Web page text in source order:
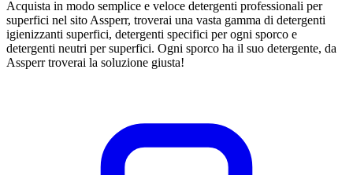
Acquista in modo semplice e veloce detergenti professionali per
superfici nel sito Assperr, troverai una vasta gamma di detergenti
igienizzanti superfici, detergenti specifici per ogni sporco e
detergenti neutri per superfici. Ogni sporco ha il suo detergente, da
Assperr troverai la soluzione giusta!